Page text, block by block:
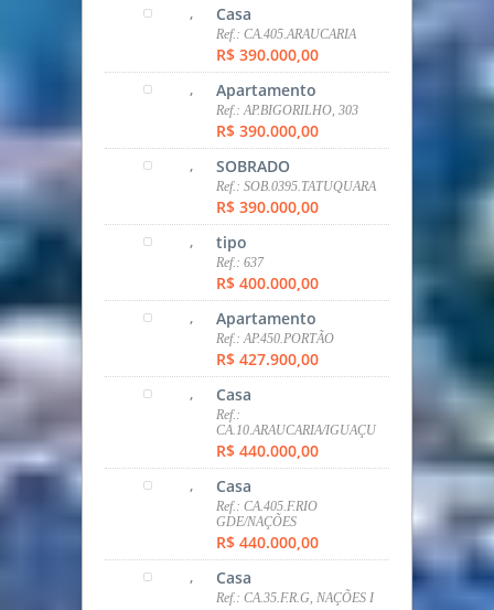
, Casa
Ref.: CA.405.ARAUCARIA
R$ 390.000,00
, Apartamento
Ref.: AP.BIGORILHO, 303
R$ 390.000,00
, SOBRADO
Ref.: SOB.0395.TATUQUARA
R$ 390.000,00
, tipo
Ref.: 637
R$ 400.000,00
, Apartamento
Ref.: AP.450.PORTÃO
R$ 427.900,00
, Casa
Ref.:
CA.10.ARAUCARIA/IGUAÇU
R$ 440.000,00
, Casa
Ref.: CA.405.F.RIO
GDE/NAÇÕES
R$ 440.000,00
, Casa
Ref.: CA.35.F.R.G, NAÇÕES I